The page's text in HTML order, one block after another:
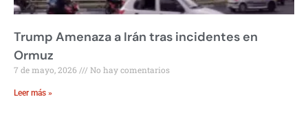
Trump Amenaza a Irán tras incidentes en
Ormuz
7 de mayo, 2026 No hay comentarios
Leer más »